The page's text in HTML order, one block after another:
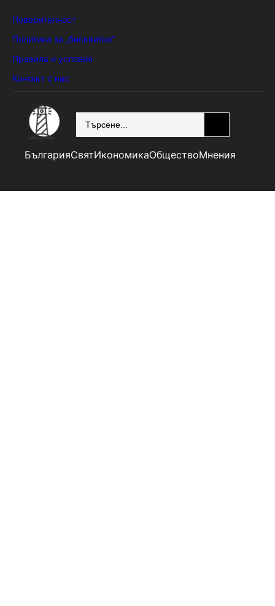
Поверителност
Политика за „бисквитки“
Правила и условия
Контакт с нас
БългарияСвятИкономикаОбществоМнения